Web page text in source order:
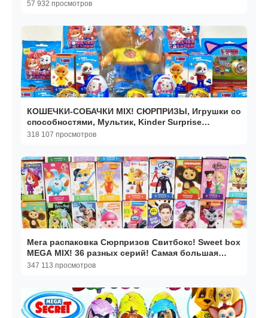
Клеточку,Леди Баг
57 932 просмотров
КОШЕЧКИ-СОБАЧКИ MIX! СЮРПРИЗЫ, Игрушки со
способностями, Мультик, Kinder Surprise
unboxing
318 107 просмотров
Мега распаковка Сюрпризов Свитбокс! Sweet box
MEGA MIX! 36 разных серий! Самая большая
распаковка
347 113 просмотров